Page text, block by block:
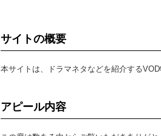
サイトの概要
本サイトは、ドラマネタなどを紹介するVOD
アピール内容